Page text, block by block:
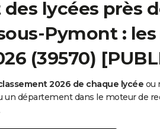
lycées près
Pymont :
(39570)
2026 de chaque lycée ou
un département dans le moteur de